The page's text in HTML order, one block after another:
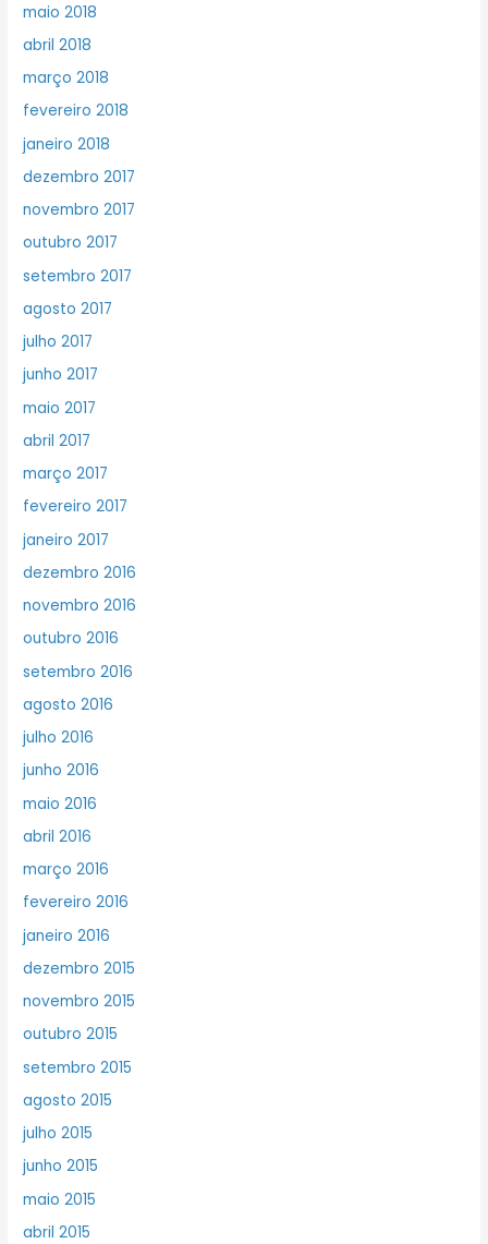
maio 2018
abril 2018
março 2018
fevereiro 2018
janeiro 2018
dezembro 2017
novembro 2017
outubro 2017
setembro 2017
agosto 2017
julho 2017
junho 2017
maio 2017
abril 2017
março 2017
fevereiro 2017
janeiro 2017
dezembro 2016
novembro 2016
outubro 2016
setembro 2016
agosto 2016
julho 2016
junho 2016
maio 2016
abril 2016
março 2016
fevereiro 2016
janeiro 2016
dezembro 2015
novembro 2015
outubro 2015
setembro 2015
agosto 2015
julho 2015
junho 2015
maio 2015
abril 2015